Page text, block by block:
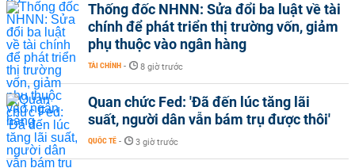
Thống đốc NHNN: Sửa đổi ba luật về tài
chính để phát triển thị trường vốn, giảm
phụ thuộc vào ngân hàng
TÀI CHÍNH - 8 giờ trước
Quan chức Fed: 'Đã đến lúc tăng lãi
suất, người dân vẫn bám trụ được thôi'
QUỐC TẾ - 3 giờ trước